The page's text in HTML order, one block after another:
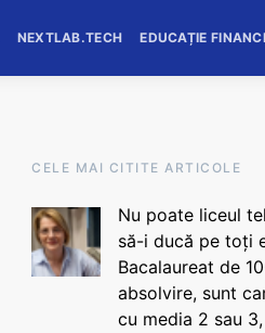
NEXTLAB.TECH EDUCAȚIE
CELE MAI CITITE ARTICOLE
Nu poate liceul
să-i ducă pe toți
Bacalaureat de
absolvire, sunt
cu media 2 sau